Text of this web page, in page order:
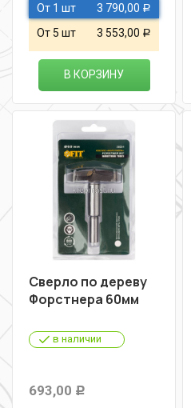
От 1 шт 3 790,00 Р
От 5 шт 3 553,00 Р
В КОРЗИНУ
Сверло по дереву
Форстнера 60мм
в наличии
693,00 Р